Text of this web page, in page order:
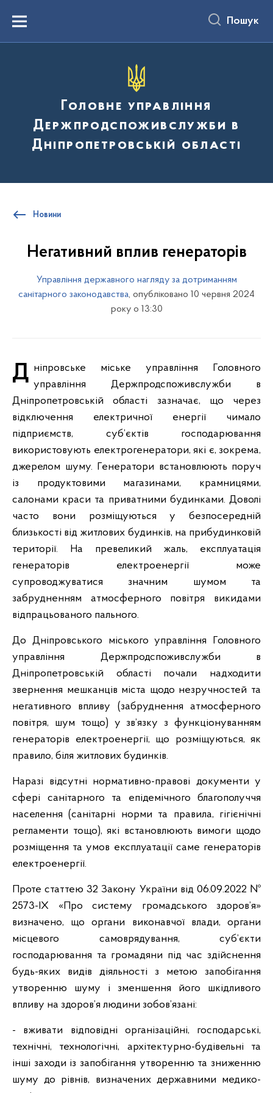
вмістуMenu Пошук
Головне управління
Держпродспоживслужби в
Дніпропетровській області
Новини
Негативний вплив генераторів
Управління державного нагляду за дотриманням
санітарного законодавства, опубліковано 10 червня 2024
року о 13:30
Дніпровське міське управління Головного управління Держпродспоживслужби в
Дніпропетровській області зазначає, що через
відключення електричної енергії чимало
підприємств, суб’єктів господарювання
використовують електрогенератори, які є, зокрема,
джерелом шуму. Генератори встановлюють поруч
із продуктовими магазинами, крамницями,
салонами краси та приватними будинками. Доволі
часто вони розміщуються у безпосередній
близькості від житлових будинків, на прибудинковій
території. На превеликий жаль, експлуатація
генераторів електроенергії може
супроводжуватися значним шумом та
забрудненням атмосферного повітря викидами
відпрацьованого пального.
До Дніпровського міського управління Головного
управління Держпродспоживслужби в
Дніпропетровській області почали надходити
звернення мешканців міста щодо незручностей та
негативного впливу (забруднення атмосферного
повітря, шум тощо) у зв’язку з функціонуванням
генераторів електроенергії, що розміщуються, як
правило, біля житлових будинків.
Наразі відсутні нормативно-правові документи у
сфері санітарного та епідемічного благополуччя
населення (санітарні норми та правила, гігієнічні
регламенти тощо), які встановлюють вимоги щодо
розміщення та умов експлуатації саме генераторів
електроенергії.
Проте статтею 32 Закону України від 06.09.2022 №
2573-ІХ «Про систему громадського здоров’я»
визначено, що органи виконавчої влади, органи
місцевого самоврядування, суб’єкти
господарювання та громадяни під час здійснення
будь-яких видів діяльності з метою запобігання
утворенню шуму і зменшення його шкідливого
впливу на здоров’я людини зобов’язані:
- вживати відповідні організаційні, господарські,
технічні, технологічні, архітектурно-будівельні та
інші заходи із запобігання утворенню та зниженню
шуму до рівнів, визначених державними медико-